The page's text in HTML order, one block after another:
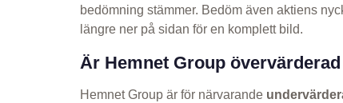
bedömning stämmer. Bedöm även aktiens
längre ner på sidan för en komplett bild.
Är Hemnet Group
Hemnet Group är för närvarande